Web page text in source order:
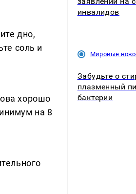
дно,
соль и
хорошо
на 8
инвалидов
Мировые
Забудьте о
плазменный
бактерии